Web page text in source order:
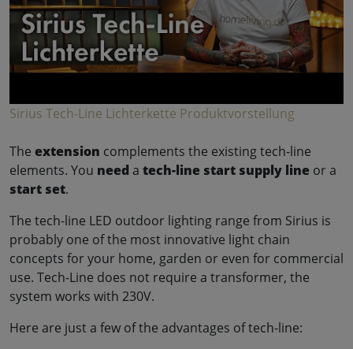
Sirius Tech-Line Lichterkette Produktvorstellung
The extension complements the existing tech-line
elements. You needa tech-line start supply line or a
start set.
The tech-line LED outdoor lighting range from Sirius is
probably one of the most innovative light chain
concepts for your home, garden or even for commercial
use. Tech-Line does not require a transformer, the
system works with 230V.
Here are just a few of the advantages of tech-line: